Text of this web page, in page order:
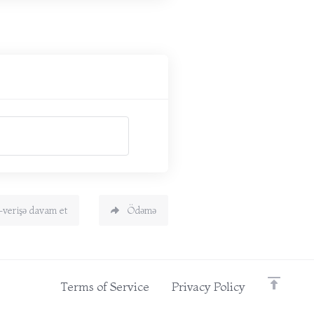
verişə davam et Ödəmə
Terms of Service Privacy Policy